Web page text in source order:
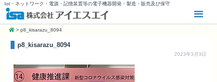
Iot・ネットワーク・電源・記憶装置等の電子機器開発・製造・販売及び保守
> p8_kisarazu_8094
p8_kisarazu_8094
2023年3月3日